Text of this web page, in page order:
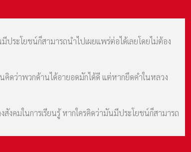
ประโยชน์ก็สามารถนำไปเผยแพร่ต่อได้เลยโดยไม่ต้อง
ดว่าพวกด้านได้อายอดมักได้ดี แต่หากยึดคำในหลวง
งคมในการเรียนรู้ หากใครคิดว่ามันมีประโยชน์ก็สามารถ